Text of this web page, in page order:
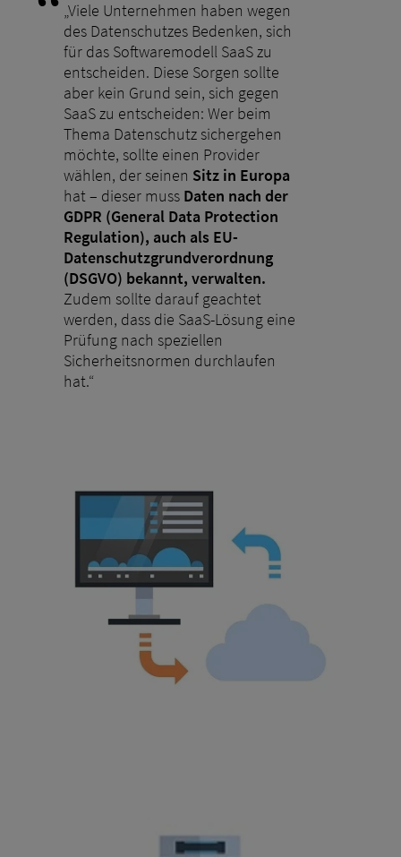
„Viele Unternehmen haben wegen
des Datenschutzes Bedenken, sich
für das Softwaremodell SaaS zu
entscheiden. Diese Sorgen sollte
aber kein Grund sein, sich gegen
SaaS zu entscheiden: Wer beim
Thema Datenschutz sichergehen
möchte, sollte einen Provider
wählen, der seinen Sitz in Europa
hat – dieser muss Daten nach der
GDPR (General Data Protection
Regulation), auch als EU-
Datenschutzgrundverordnung
(DSGVO) bekannt, verwalten.
Zudem sollte darauf geachtet
werden, dass die SaaS-Lösung eine
Prüfung nach speziellen
Sicherheitsnormen durchlaufen
hat.“